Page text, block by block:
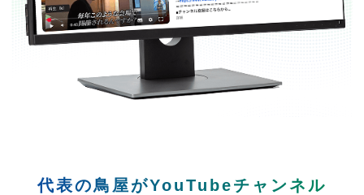
代表の鳥屋がYouTubeチャンネル